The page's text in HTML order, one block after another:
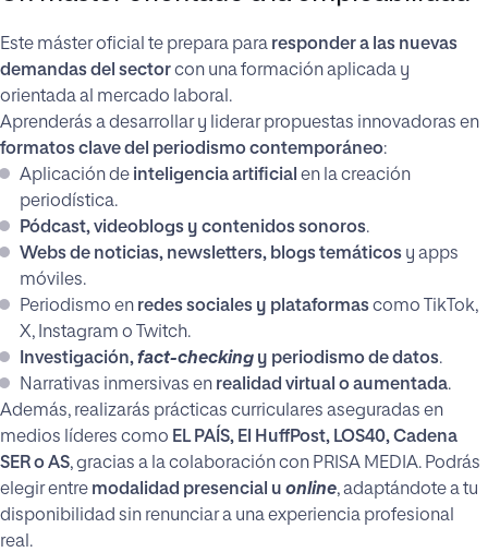
Este máster oficial te prepara para responder a las nuevas
demandas del sectorcon una formación aplicada y
orientada al mercado laboral.
Aprenderás a desarrollar y liderar propuestas innovadoras en
formatos clave del periodismo contemporáneo:
Aplicación de inteligencia artificial en la creación
periodística.
Pódcast, videoblogs y contenidos sonoros.
Webs de noticias, newsletters, blogs temáticos y apps
móviles.
Periodismo en redes sociales y plataformascomo TikTok,
X, Instagram o Twitch.
Investigación,fact-checking y periodismo de datos.
Narrativas inmersivas en realidad virtual o aumentada.
Además, realizarás prácticas curriculares aseguradas en
medios líderes como EL PAÍS, El HuffPost, LOS40, Cadena
SER o AS, gracias a la colaboración con PRISA MEDIA. Podrás
elegir entre modalidad presencial u online, adaptándote a tu
disponibilidad sin renunciar a una experiencia profesional
real.